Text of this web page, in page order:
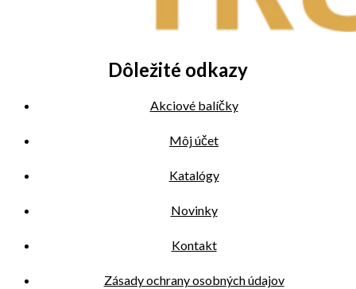
Dôležité odkazy
Akciové balíčky
Môj účet
Katalógy
Novinky
Kontakt
Zásady ochrany osobných údajov